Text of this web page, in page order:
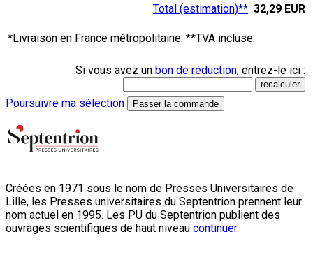
Total (estimation)** 32,29 EUR
*Livraison en France métropolitaine. **TVA incluse.
Si vous avez un bon de réduction, entrez-le ici :
Poursuivre ma sélection Passer la commande
Créées en 1971 sous le nom de Presses Universitaires de
Lille, les Presses universitaires du Septentrion prennent leur
nom actuel en 1995. Les PU du Septentrion publient des
ouvrages scientifiques de haut niveau continuer